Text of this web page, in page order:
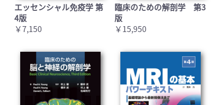
エッセンシャル免疫学 第
4版
￥7,150
臨床のための解剖学 第3
版
￥15,950